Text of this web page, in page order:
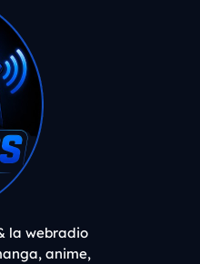
la webradio
anime,